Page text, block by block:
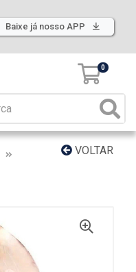
Baixe já nosso APP
0
VOLTAR